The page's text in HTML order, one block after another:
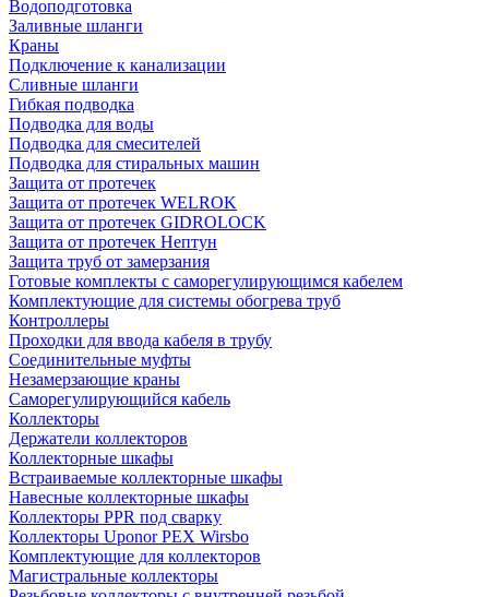
Водоподготовка
Заливные шланги
Краны
Подключение к канализации
Сливные шланги
Гибкая подводка
Подводка для воды
Подводка для смесителей
Подводка для стиральных машин
Защита от протечек
Защита от протечек WELROK
Защита от протечек GIDROLOCK
Защита от протечек Нептун
Защита труб от замерзания
Готовые комплекты с саморегулирующимся кабелем
Комплектующие для системы обогрева труб
Контроллеры
Проходки для ввода кабеля в трубу
Соединительные муфты
Незамерзающие краны
Саморегулирующийся кабель
Коллекторы
Держатели коллекторов
Коллекторные шкафы
Встраиваемые коллекторные шкафы
Навесные коллекторные шкафы
Коллекторы PPR под сварку
Коллекторы Uponor PEX Wirsbo
Комплектующие для коллекторов
Магистральные коллекторы